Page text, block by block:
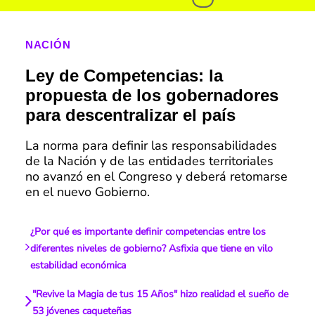
NACIÓN
Ley de Competencias: la
propuesta de los gobernadores
para descentralizar el país
La norma para definir las responsabilidades
de la Nación y de las entidades territoriales
no avanzó en el Congreso y deberá retomarse
en el nuevo Gobierno.
¿Por qué es importante definir competencias entre los
diferentes niveles de gobierno? Asfixia que tiene en vilo
estabilidad económica
"Revive la Magia de tus 15 Años" hizo realidad el sueño de
53 jóvenes caqueteñas